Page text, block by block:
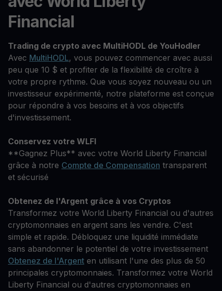
Financial
Trading de crypto avec MultiHODL de YouHodler
Avec MultiHODL, vous pouvez commencer avec aussi
peu que 10 $ et profiter de la flexibilité de croître à
votre propre rythme. Que vous soyez nouveau ou un
investisseur expérimenté, notre plateforme est conçue
pour répondre à vos besoins et à vos objectifs
d'investissement.
Conservez votre WLFI
**Gagnez Plus** avec votre World Liberty Financial
grâce à notre Compte de Compensation transparent
et sécurisé
Obtenez de l'Argent grâce à vos Cryptos
Transformez votre World Liberty Financial ou d'autres
cryptomonnaies en argent sans les vendre. C'est
simple et rapide. Débloquez une liquidité immédiate
sans abandonner le potentiel de votre investissement
Obtenez de l'Argent en utilisant l'une des plus de 50
principales cryptomonnaies. Transformez votre World
Liberty Financial ou d'autres cryptomonnaies en